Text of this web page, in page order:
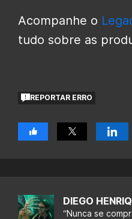
Acompanhe o
tudo sobre as
REPORTAR ERRO
DIEGO
“Nunca se